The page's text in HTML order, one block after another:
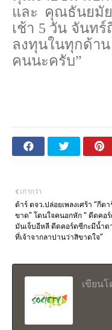
และ คุณธันยมั
เช้า 5 วัน จันท
ลงทุนในทุกด้า
คนนะครับ”
เก่ากว่า
ต้าร์ ตจว.ปล่อยเพลงเศร้า “กีตา
ขาด” โดนใจคนอกหัก “ ดีดคอร์
มันเจ็บอีหลี ดีดคอร์ดซีกะมีน้ำต
ที่เจ้าจากลาปานว่าสิขาดใจ”
เขียนโ